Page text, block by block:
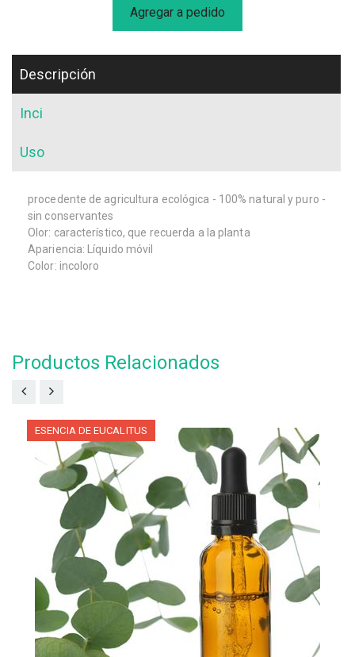
Agregar a pedido
Descripción
Inci
Uso
procedente de agricultura ecológica - 100% natural y puro -
sin conservantes
Olor: característico, que recuerda a la planta
Apariencia: Líquido móvil
Color: incoloro
Productos Relacionados
ESENCIA DE EUCALITUS